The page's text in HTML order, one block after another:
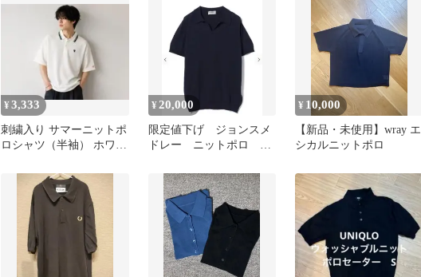
¥3,333
刺繍入り サマーニットポ
ロシャツ（半袖） ホワイ
¥20,000
限定値下げ ジョンスメ
ドレー ニットポロ M
¥ 10,000
【新品・未使用】wray エ
シカルニットポロ